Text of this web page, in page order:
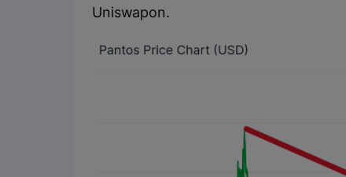
Uniswapon.